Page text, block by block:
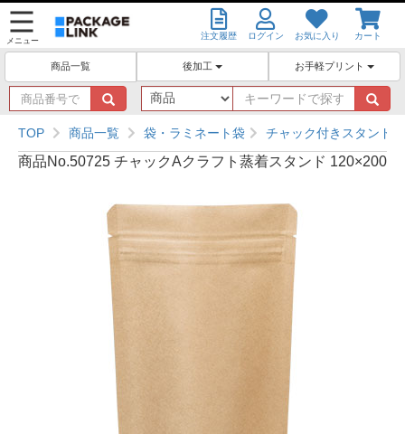
メニュー 注文履歴 ログイン お気に入り カート
商品一覧 後加工 お手軽プリント
商
品
番
号
で
キ
ー
ワ
ー
ド
す
TOP 商品一覧 袋・ラミネート袋 チャック付きスタンド
商品No.50725 チャックAクラフト蒸着スタンド 120×200